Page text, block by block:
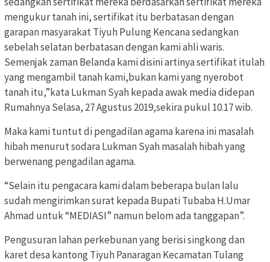
mengukur tanah ini, sertifikat itu berbatasan dengan
garapan masyarakat Tiyuh Pulung Kencana sedangkan
sebelah selatan berbatasan dengan kami ahli waris.
Semenjak zaman Belanda kami disini artinya sertifikat itulah
yang mengambil tanah kami,bukan kami yang nyerobot
tanah itu,”kata Lukman Syah kepada awak media didepan
Rumahnya Selasa, 27 Agustus 2019,sekira pukul 10.17 wib.
Maka kami tuntut di pengadilan agama karena ini masalah
hibah menurut sodara Lukman Syah masalah hibah yang
berwenang pengadilan agama.
“Selain itu pengacara kami dalam beberapa bulan lalu
sudah mengirimkan surat kepada Bupati Tubaba H.Umar
Ahmad untuk “MEDIASI” namun belom ada tanggapan”.
Pengusuran lahan perkebunan yang berisi singkong dan
karet desa kantong Tiyuh Panaragan Kecamatan Tulang